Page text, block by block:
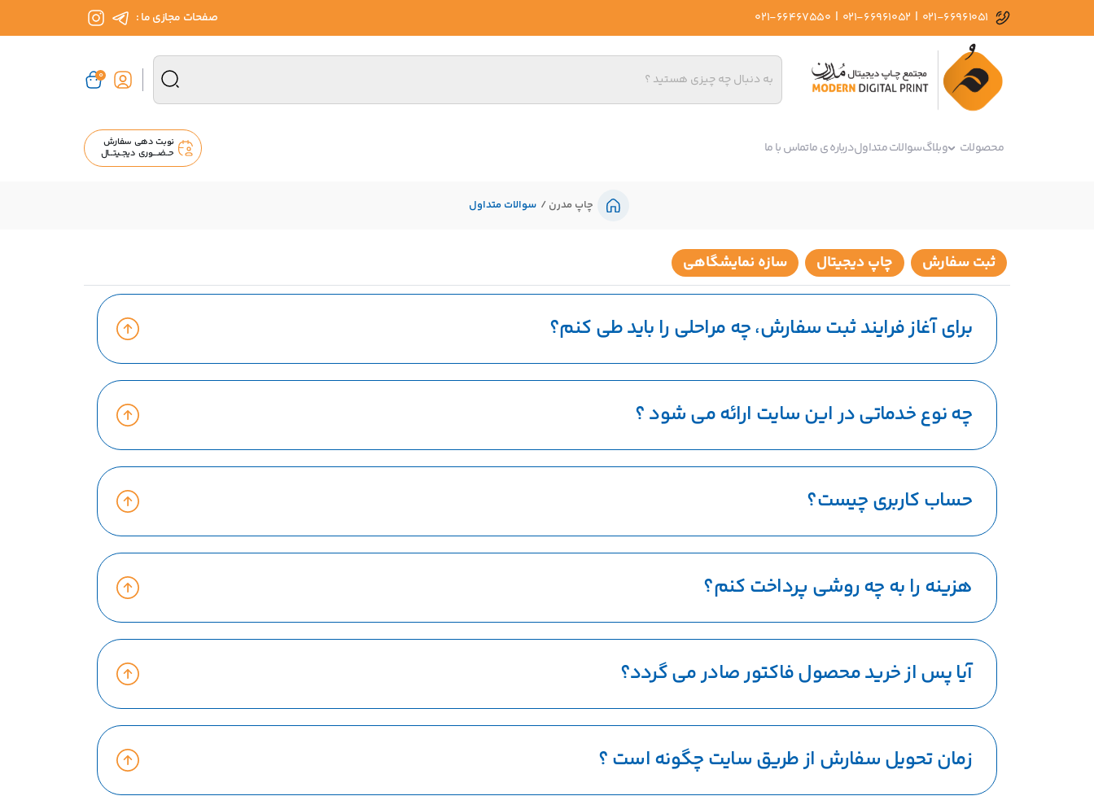
021-66961051
|
021-66961052
|
021-66467550 صفحات مجازی ما :
0
محصولات وبلاگسوالات متداولدرباره ی ماتماس با ما
نوبت دهی سفارش
حــضــــوری دیجــیتـــال
چاپ مدرن سوالات متداول
ثبت سفارش چاپ دیجیتال سازه نمایشگاهی
برای آغاز فرایند ثبت سفارش، چه مراحلی را باید طی کنم؟
چه نوع خدماتی در این سایت ارائه می شود ؟
حساب کاربری چیست؟
هزینه را به چه روشی پرداخت کنم؟
آیا پس از خرید محصول فاکتور صادر می گردد؟
زمان تحویل سفارش از طریق سایت چگونه است ؟